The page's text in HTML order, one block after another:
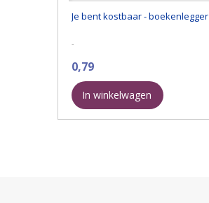
Je bent kostbaar - boekenlegger
-
0,79
In winkelwagen